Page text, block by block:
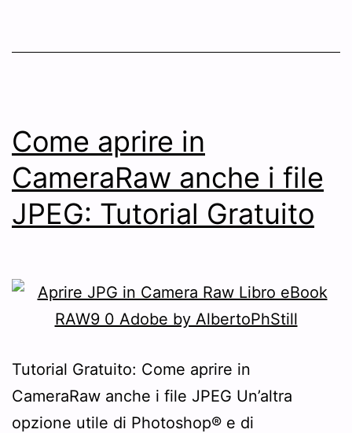
Come aprire in
CameraRaw anche i file
JPEG: Tutorial Gratuito
Tutorial Gratuito: Come aprire in
CameraRaw anche i file JPEG Un’altra
opzione utile di Photoshop® e di